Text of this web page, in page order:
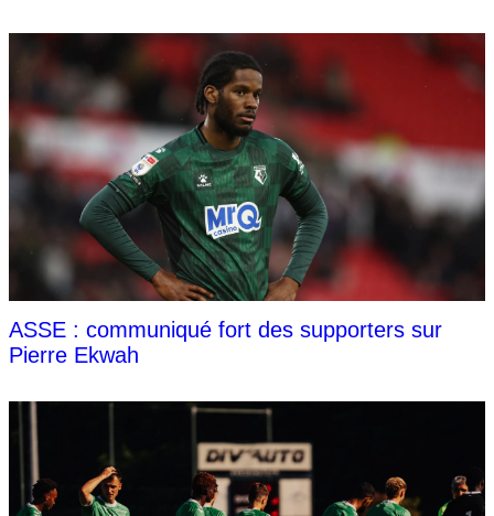
ASSE : communiqué fort des supporters sur
Pierre Ekwah